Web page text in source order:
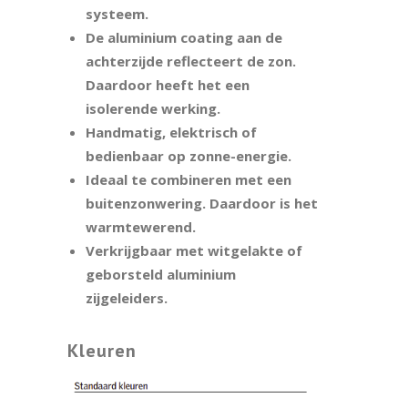
systeem.
De aluminium coating aan de
achterzijde reflecteert de zon.
Daardoor heeft het een
isolerende werking.
Handmatig, elektrisch of
bedienbaar op zonne-energie.
Ideaal te combineren met een
buitenzonwering. Daardoor is het
warmtewerend.
Verkrijgbaar met witgelakte of
geborsteld aluminium
zijgeleiders.
Kleuren